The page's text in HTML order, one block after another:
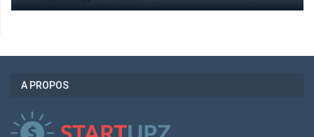
A PROPOS